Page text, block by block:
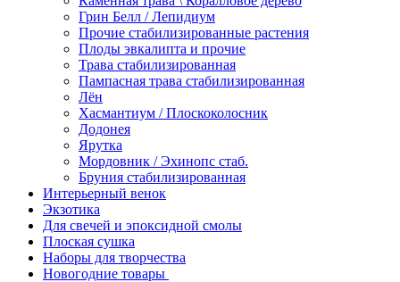
Грин Белл / Лепидиум
Прочие стабилизированные растения
Плоды эвкалипта и прочие
Трава стабилизированная
Пампасная трава стабилизированная
Лён
Хасмантиум / Плоскоколосник
Додонея
Ярутка
Мордовник / Эхинопс стаб.
Бруния стабилизированная
Интерьерный венок
Экзотика
Для свечей и эпоксидной смолы
Плоская сушка
Наборы для творчества
Новогодние товары